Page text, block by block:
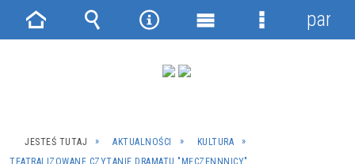
JESTEŚ TUTAJ AKTUALNOŚCI
KULTURA
TEATRALIZOWANE CZYTANIE DRAMATU "MĘCZENNNICY"
Strona Wyszukiwarka
NarzędziaMenu
Menu
panel